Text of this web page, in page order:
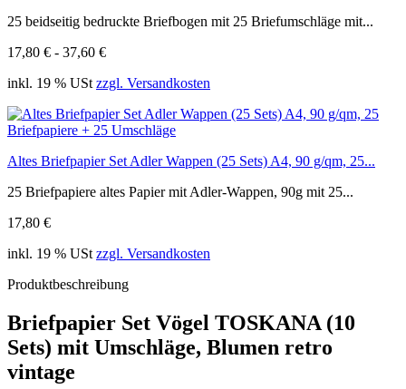
25 beidseitig bedruckte Briefbogen mit 25 Briefumschläge mit...
17,80 € - 37,60 €
inkl. 19 % USt zzgl. Versandkosten
Altes Briefpapier Set Adler Wappen (25 Sets) A4, 90 g/qm, 25...
25 Briefpapiere altes Papier mit Adler-Wappen, 90g mit 25...
17,80 €
inkl. 19 % USt zzgl. Versandkosten
Produktbeschreibung
Briefpapier Set Vögel TOSKANA (10
Sets) mit Umschläge, Blumen retro
vintage